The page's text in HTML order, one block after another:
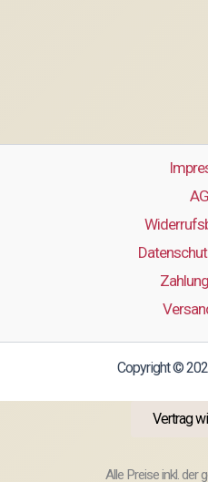
Copyright ©
Vertrag
Alle Preise inkl. der